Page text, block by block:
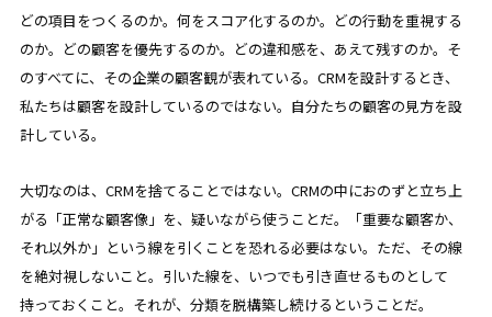
どの項目をつくるのか。何をスコア化するのか。どの行動を重視する
のか。どの顧客を優先するのか。どの違和感を、あえて残すのか。そ
のすべてに、その企業の顧客観が表れている。CRMを設計するとき、
私たちは顧客を設計しているのではない。自分たちの顧客の見方を設
計している。
大切なのは、CRMを捨てることではない。CRMの中におのずと立ち上
がる「正常な顧客像」を、疑いながら使うことだ。「重要な顧客か、
それ以外か」という線を引くことを恐れる必要はない。ただ、その線
を絶対視しないこと。引いた線を、いつでも引き直せるものとして
持っておくこと。それが、分類を脱構築し続けるということだ。